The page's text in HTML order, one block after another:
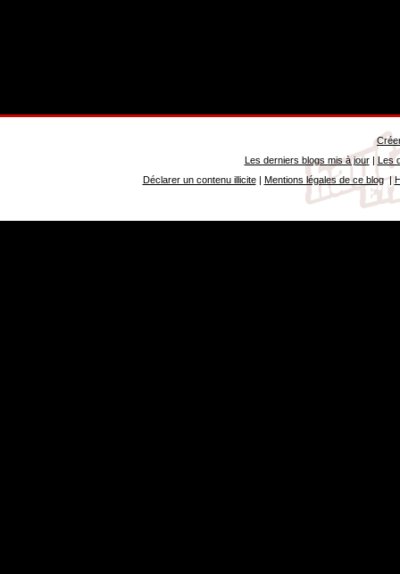
Les derniers blogs mis à jour| Les
Déclarer un contenu illicite| Mentions légales de ce blog|